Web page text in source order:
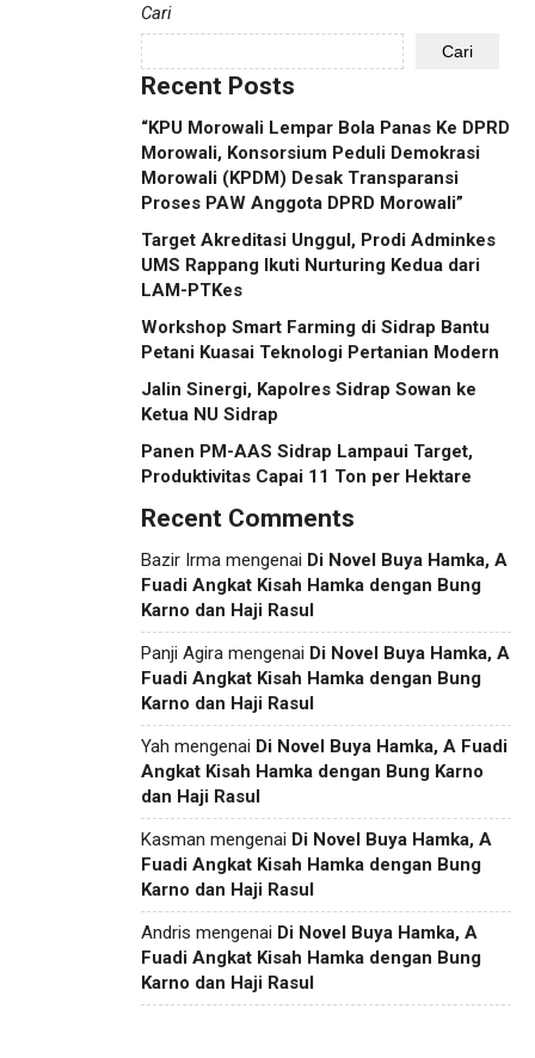
Cari
Cari
Recent Posts
“KPU Morowali Lempar Bola Panas Ke DPRD
Morowali, Konsorsium Peduli Demokrasi
Morowali (KPDM) Desak Transparansi
Proses PAW Anggota DPRD Morowali”
Target Akreditasi Unggul, Prodi Adminkes
UMS Rappang Ikuti Nurturing Kedua dari
LAM-PTKes
Workshop Smart Farming di Sidrap Bantu
Petani Kuasai Teknologi Pertanian Modern
Jalin Sinergi, Kapolres Sidrap Sowan ke
Ketua NU Sidrap
Panen PM-AAS Sidrap Lampaui Target,
Produktivitas Capai 11 Ton per Hektare
Recent Comments
Bazir Irma mengenai Di Novel Buya Hamka, A
Fuadi Angkat Kisah Hamka dengan Bung
Karno dan Haji Rasul
Panji Agira mengenai Di Novel Buya Hamka, A
Fuadi Angkat Kisah Hamka dengan Bung
Karno dan Haji Rasul
Yah mengenai Di Novel Buya Hamka, A Fuadi
Angkat Kisah Hamka dengan Bung Karno
dan Haji Rasul
Kasman mengenai Di Novel Buya Hamka, A
Fuadi Angkat Kisah Hamka dengan Bung
Karno dan Haji Rasul
Andris mengenai Di Novel Buya Hamka, A
Fuadi Angkat Kisah Hamka dengan Bung
Karno dan Haji Rasul